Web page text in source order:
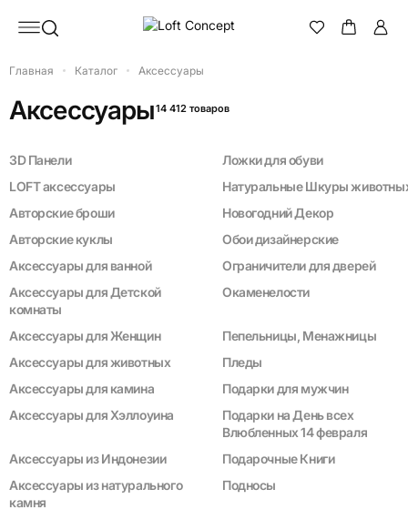
Главная Каталог Аксессуары
Аксессуары14 412 товаров
3D Панели
LOFT аксессуары
Авторские броши
Авторские куклы
Аксессуары для ванной
Аксессуары для Детской
комнаты
Аксессуары для Женщин
Аксессуары для животных
Аксессуары для камина
Аксессуары для Хэллоуина
Аксессуары из Индонезии
Аксессуары из натурального
камня
Ложки для обуви
Натуральные Шкуры
Новогодний Декор
Обои дизайнерские
Ограничители для дверей
Окаменелости
Пепельницы, Менажницы
Пледы
Подарки для мужчин
Подарки на День всех
Влюбленных 14 февраля
Подарочные Книги
Подносы